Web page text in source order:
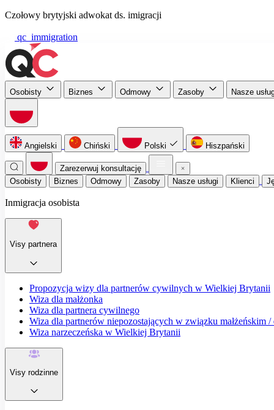
Czołowy brytyjski adwokat ds. imigracji
qc_immigration
Osobisty Biznes Odmowy Zasoby Nasze
Angielski Chiński Polski Hiszpański
Zarezerwuj konsultację
Osobisty
Biznes Odmowy Zasoby Nasze usługi Klienci
Inmigracja osobista
Visy partnera
Propozycja wizy dla partnerów cywilnych w Wielkiej Brytanii
Wiza dla małżonka
Wiza dla partnera cywilnego
Wiza dla partnerów niepozostających w związku małżeńskim /
Wiza narzeczeńska w Wielkiej Brytanii
Visy rodzinne